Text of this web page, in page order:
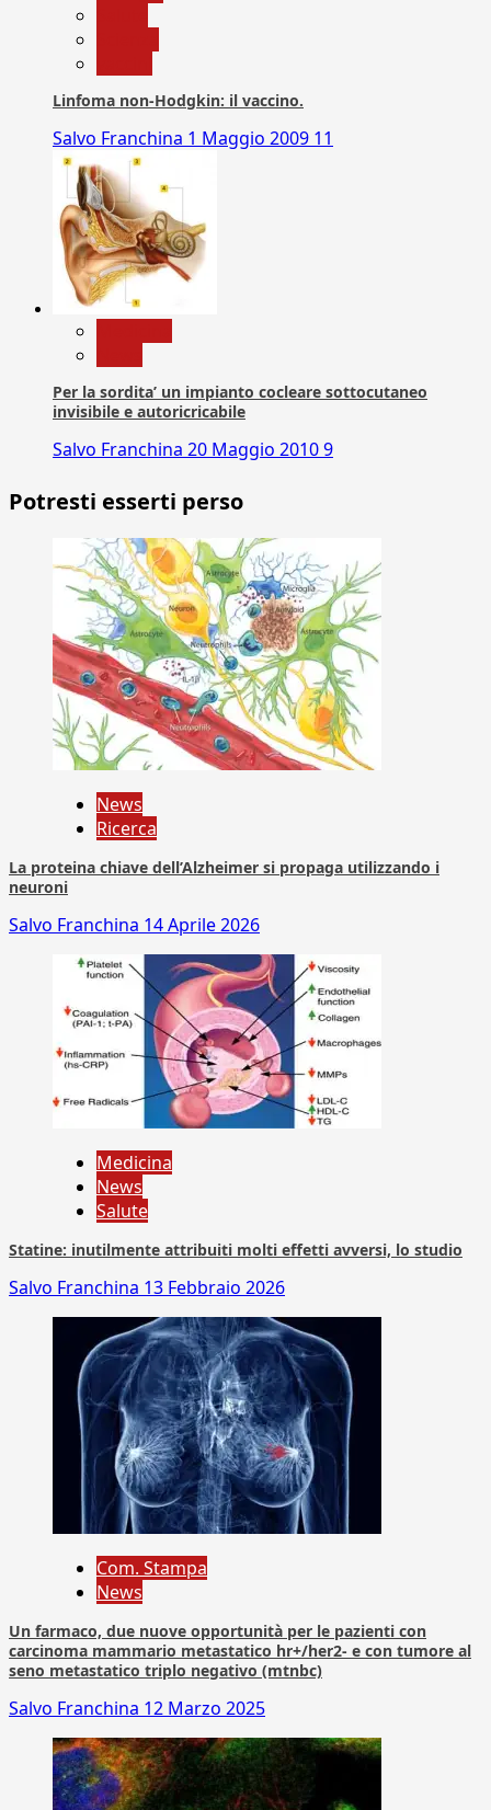
Linfoma non-Hodgkin: il vaccino.
Salvo Franchina 1 Maggio 2009 11
Per la sordita’ un impianto cocleare sottocutaneo
invisibile e autoricricabile
Salvo Franchina 20 Maggio 20109
Potresti esserti perso
News
Ricerca
La proteina chiave dell’Alzheimer si propaga utilizzando i
neuroni
Salvo Franchina 14 Aprile 2026
Medicina
News
Salute
Statine: inutilmente attribuiti molti effetti avversi, lo studio
Salvo Franchina 13 Febbraio 2026
Com. Stampa
News
Un farmaco, due nuove opportunità per le pazienti con
carcinoma mammario metastatico hr+/her2- e con tumore al
seno metastatico triplo negativo (mtnbc)
Salvo Franchina 12 Marzo 2025